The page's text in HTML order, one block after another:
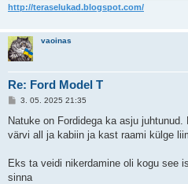
http://teraselukad.blogspot.com/
vaoinas
Re: Ford Model T
P
s
i
s
3. 05. 2025 21:35
Natuke on Fordidega ka asju
värvi all ja kabiin ja kast raami külge
Eks ta veidi nikerdamine oli kogu see
sinna